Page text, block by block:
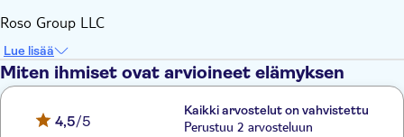
Roso Group LLC
Lue lisää
Miten ihmiset ovat arvioineet elämyksen
4,5/5
Kaikki arvostelut on vahvistettu
Perustuu 2 arvosteluun